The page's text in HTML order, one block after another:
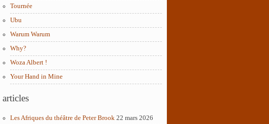
Tournée
Ubu
Warum Warum
Why?
Woza Albert !
Your Hand in Mine
articles
Les Afriques du théâtre de Peter Brook 22 mars 2026